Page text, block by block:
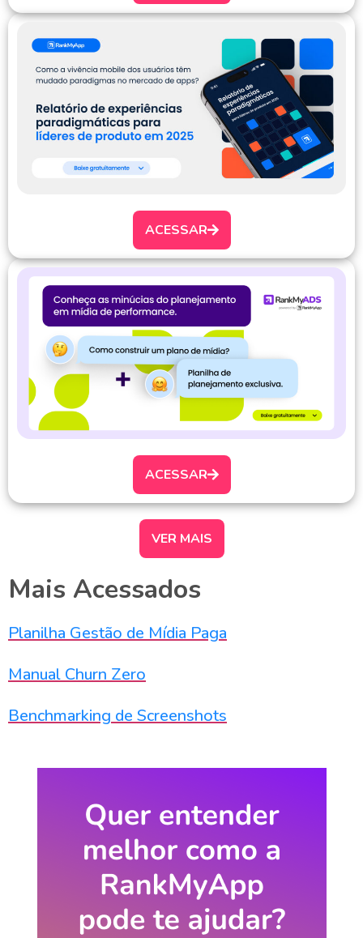
ACESSAR
ACESSAR
VER MAIS
Mais Acessados
Planilha Gestão de Mídia Paga
Manual Churn Zero
Benchmarking de Screenshots